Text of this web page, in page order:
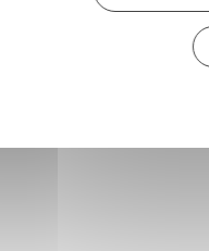
de la série